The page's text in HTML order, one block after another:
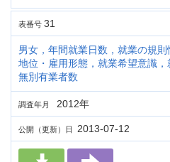
表番号 31
男女，年間就業日数，就業の規
地位・雇用形態，就業希望意識
無別有業者数
調査年月 2012年
公開（更新）日 2013-07-12